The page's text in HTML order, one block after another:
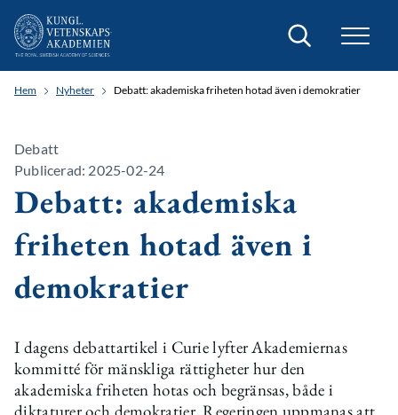
Sök
Hem Nyheter Debatt: akademiska friheten hotad även i demokratier
Debatt
Publicerad: 2025-02-24
Debatt: akademiska
friheten hotad även i
demokratier
I dagens debattartikel i Curie lyfter Akademiernas
kommitté för mänskliga rättigheter hur den
akademiska friheten hotas och begränsas, både i